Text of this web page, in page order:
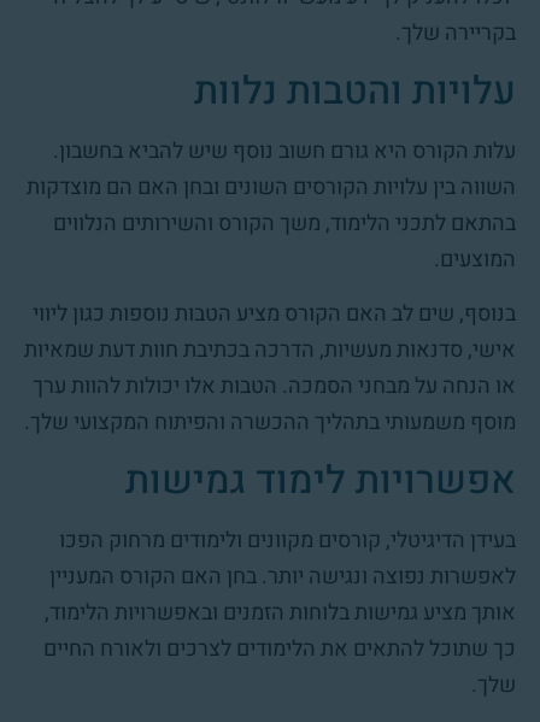
בקריירה שלך.
עלויות והטבות נלוות
עלות הקורס היא גורם חשוב נוסף שיש להביא בחשבון.
השווה בין עלויות הקורסים השונים ובחן האם הם מוצדקות
בהתאם לתכני הלימוד, משך הקורס והשירותים הנלווים
המוצעים.
בנוסף, שים לב האם הקורס מציע הטבות נוספות כגון ליווי
אישי, סדנאות מעשיות, הדרכה בכתיבת חוות דעת שמאיות
או הנחה על מבחני הסמכה. הטבות אלו יכולות להוות ערך
מוסף משמעותי בתהליך ההכשרה והפיתוח המקצועי שלך.
אפשרויות לימוד גמישות
בעידן הדיגיטלי, קורסים מקוונים ולימודים מרחוק הפכו
לאפשרות נפוצה ונגישה יותר. בחן האם הקורס המעניין
אותך מציע גמישות בלוחות הזמנים ובאפשרויות הלימוד,
כך שתוכל להתאים את הלימודים לצרכים ולאורח החיים
שלך.